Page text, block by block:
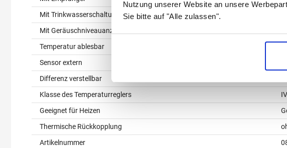
Nutzung unserer Website an unsere
Sie bitte auf "Alle zulassen".
Mit Trinkwasserschaltung
Mit Geräuschniveauanzeige
Temperatur ablesbar
Sensor extern
Differenz verstellbar
Klasse des Temperaturreglers
IV
Geeignet für Heizen
Thermische Rückkopplung
Artikelnummer